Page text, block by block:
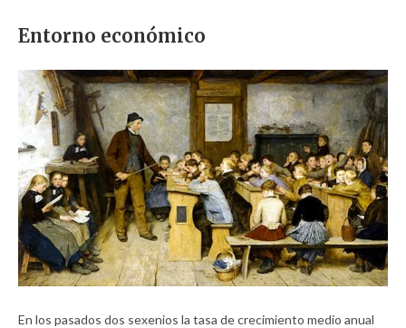
Entorno económico
En los pasados dos sexenios la tasa de crecimiento medio anual